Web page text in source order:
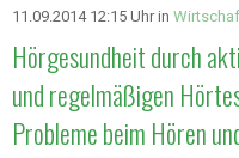
11.09.2014 12:15 Uhr in
Hörgesundheit durch
und regelmäßigen
Probleme beim Hören